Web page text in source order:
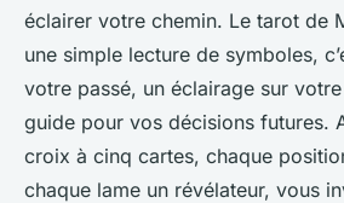
éclairer votre chemin. Le tarot de
une simple lecture de symboles,
votre passé, un éclairage sur
guide pour vos décisions futures.
croix à cinq cartes, chaque
chaque lame un révélateur, vous